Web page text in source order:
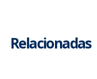
Relacionadas